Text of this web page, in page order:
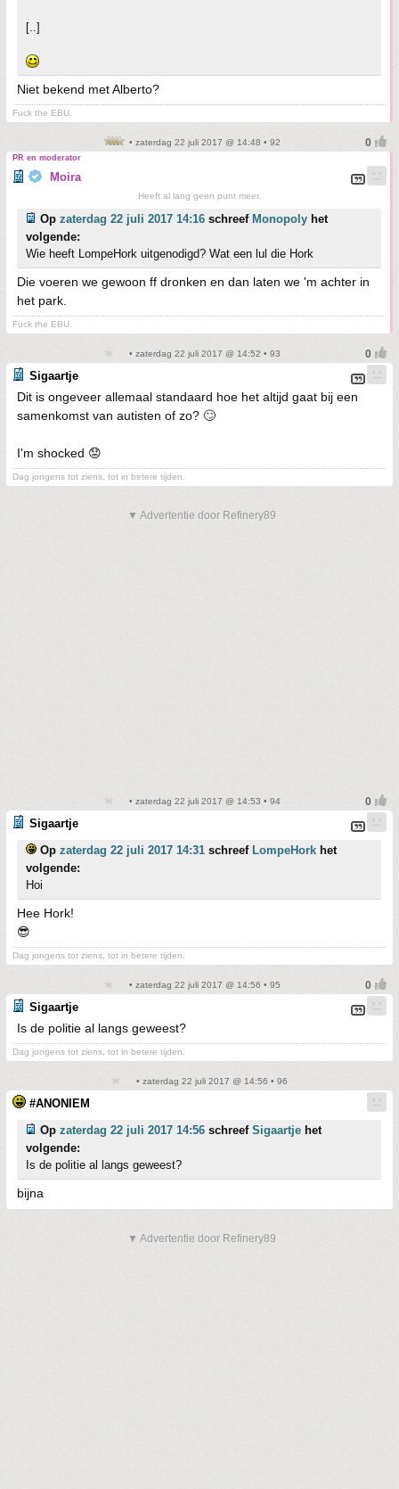
[..]
Niet bekend met Alberto?
Fuck the EBU.
• zaterdag 22 juli 2017 @ 14:48 • 92
PR en moderator
Moira
Heeft al lang geen punt meer.
Op zaterdag 22 juli 2017 14:16 schreef Monopoly het
volgende:
Wie heeft LompeHork uitgenodigd? Wat een lul die Hork
Die voeren we gewoon ff dronken en dan laten we 'm achter in
het park.
Fuck the EBU.
• zaterdag 22 juli 2017 @ 14:52 • 93
Sigaartje
Dit is ongeveer allemaal standaard hoe het altijd gaat bij een
samenkomst van autisten of zo? 🙄
I'm shocked 😟
Dag jongens tot ziens, tot in betere tijden.
▼ Advertentie door Refinery89
• zaterdag 22 juli 2017 @ 14:53 • 94
Sigaartje
Op zaterdag 22 juli 2017 14:31 schreef LompeHork het
volgende:
Hoi
Hee Hork!
😎
Dag jongens tot ziens, tot in betere tijden.
• zaterdag 22 juli 2017 @ 14:56 • 95
Sigaartje
Is de politie al langs geweest?
Dag jongens tot ziens, tot in betere tijden.
• zaterdag 22 juli 2017 @ 14:56 • 96
#ANONIEM
Op zaterdag 22 juli 2017 14:56 schreef Sigaartje het
volgende:
Is de politie al langs geweest?
bijna
▼ Advertentie door Refinery89